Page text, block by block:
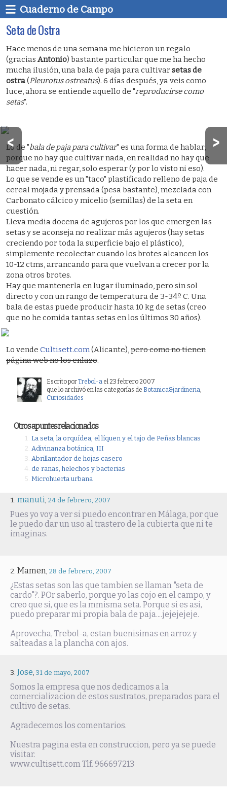
Cuaderno de Campo
Seta de Ostra
Hace menos de una semana me hicieron un regalo
(gracias Antonio) bastante particular que me ha hecho
mucha ilusión, una bala de paja para cultivarsetas de
ostra(Pleurotus ostreatus). 6 días después, ya veis como
luce, ahora se entiende aquello de "reproducirse como
setas".
Lo de "bala de paja para cultivar" es una forma de hablar,
porque no hay que cultivar nada, en realidad no hay que
hacer nada, ni regar, solo esperar (y por lo visto ni eso).
Lo que se vende es un "taco" plastificado relleno de paja de
cereal mojada y prensada (pesa bastante), mezclada con
Carbonato cálcico y micelio (semillas) de la seta en
cuestión.
Lleva media docena de agujeros por los que emergen las
setas y se aconseja no realizar más agujeros (hay setas
creciendo por toda la superficie bajo el plástico),
simplemente recolectar cuando los brotes alcancen los
10-12 ctms, arrancando para que vuelvan a crecer por la
zona otros brotes.
Hay que mantenerla en lugar iluminado, pero sin sol
directo y con un rango de temperatura de 3-34º C. Una
bala de estas puede producir hasta 10 kg de setas (creo
que no he comida tantas setas en los últimos 30 años).
Lo vende Cultisett.com(Alicante),pero como no tienen
página web no los enlazo.
Escrito porTrebol-a el 23 febrero 2007
que lo archivó en las categorías de Botanica&jardineria,
Curiosidades
Otros apuntes relacionados
La seta, la orquídea, el líquen y el tajo de Peñas blancas
Adivinanza botánica, III
Abrillantador de hojas casero
de ranas, helechos y bacterias
Microhuerta urbana
manuti, 24 de febrero, 2007
Pues yo voy a ver si puedo encontrar en Málaga, por que
le puedo dar un uso al trastero de la cubierta que ni te
imaginas.
Mamen, 28 de febrero, 2007
¿Estas setas son las que tambien se llaman "seta de
cardo"?. POr saberlo, porque yo las cojo en el campo, y
creo que si, que es la mmisma seta. Porque si es asi,
puedo preparar mi propia bala de paja....jejejejeje.
Aprovecha, Trebol-a, estan buenisimas en arroz y
salteadas a la plancha con ajos.
Jose, 31 de mayo, 2007
Somos la empresa que nos dedicamos a la
comercializacion de estos sustratos, preparados para el
cultivo de setas.
Agradecemos los comentarios.
Nuestra pagina esta en construccion, pero ya se puede
visitar.
www.cultisett.com Tlf. 966697213